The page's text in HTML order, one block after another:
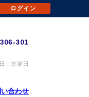
301
：水曜日
合わせ
ログイン